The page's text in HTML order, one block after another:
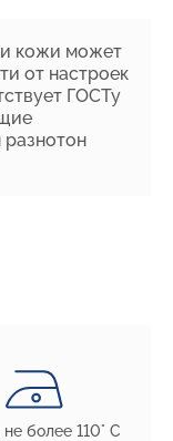
и кожи может
от настроек
ГОСТу
разнотон
более 110° С